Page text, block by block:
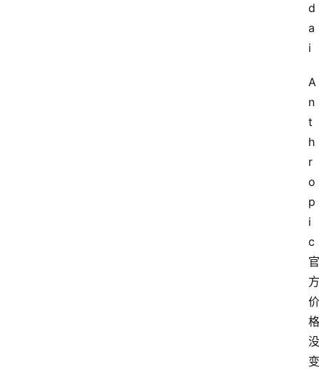
d
a
i
A
n
t
h
r
o
p
i
c
官
方
价
格
没
变